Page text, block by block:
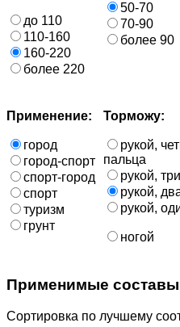
до 110
110-160
160-220
более 220
50-70
70-90
более 90
Применение:
город
город-спорт
спорт-город
спорт
туризм
грунт
Торможу:
рукой,
пальца
рукой,
рукой,
рукой,
ногой
Применимые
Cортировка по лучшему